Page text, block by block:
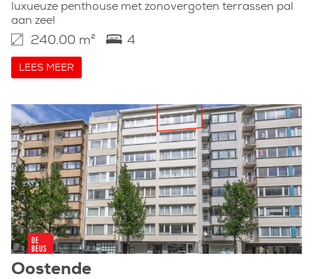
luxueuze penthouse met zonovergoten terrassen pal
aan zee!
240.00 m² 4
LEES MEER
Oostende